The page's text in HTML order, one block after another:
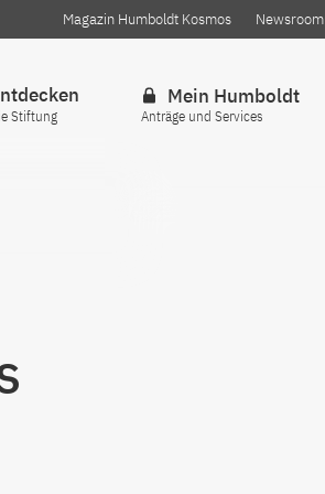
Magazin Humboldt Kosmos Newsroom
Stiftung
Mein Humboldt
Anträge und Services